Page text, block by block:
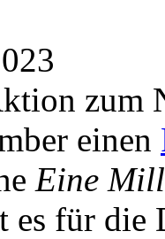
zum
einen
Eine
für die